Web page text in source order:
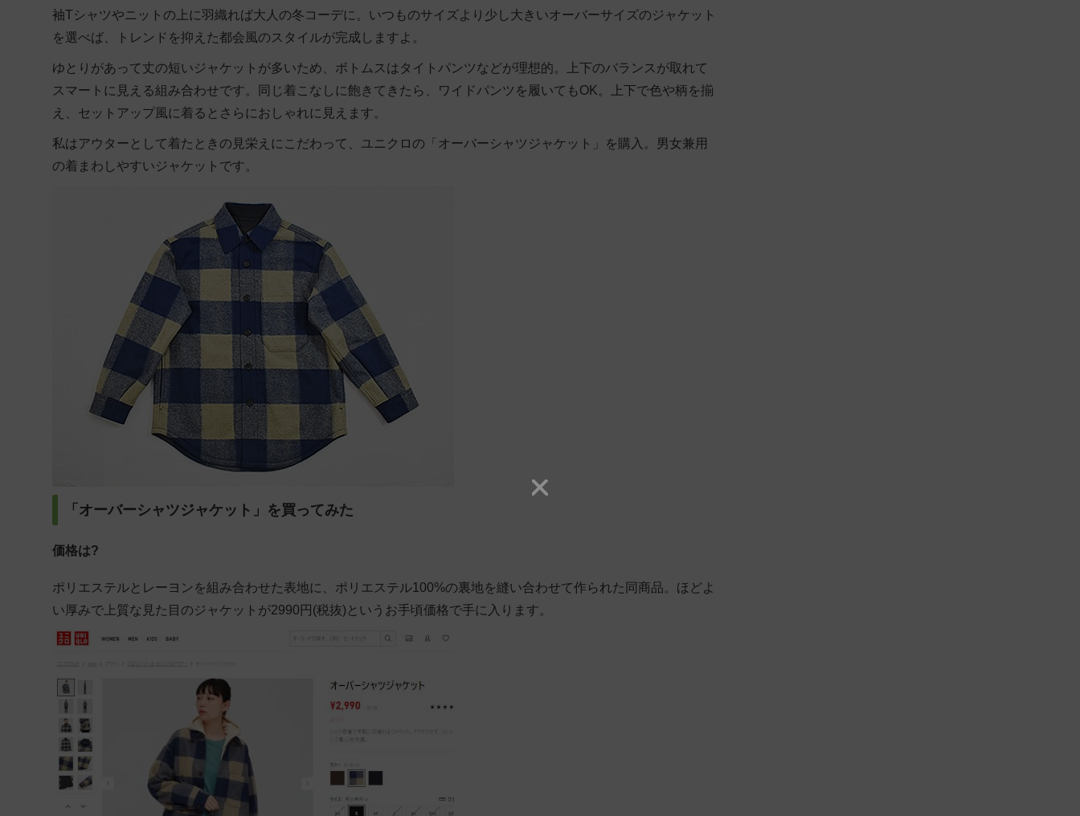
袖Tシャツやニットの上に羽織れば大人の冬コーデに。いつものサイズより少し大きいオーバーサイズのジャケット
を選べば、トレンドを抑えた都会風のスタイルが完成しますよ。
ゆとりがあって丈の短いジャケットが多いため、ボトムスはタイトパンツなどが理想的。上下のバランスが取れて
スマートに見える組み合わせです。同じ着こなしに飽きてきたら、ワイドパンツを履いてもOK。上下で色や柄を揃
え、セットアップ風に着るとさらにおしゃれに見えます。
私はアウターとして着たときの見栄えにこだわって、ユニクロの「オーバーシャツジャケット」を購入。男女兼用
の着まわしやすいジャケットです。
「オーバーシャツジャケット」を買ってみた
価格は?
ポリエステルとレーヨンを組み合わせた表地に、ポリエステル100%の裏地を縫い合わせて作られた同商品。ほどよ
い厚みで上質な見た目のジャケットが2990円(税抜)というお手頃価格で手に入ります。